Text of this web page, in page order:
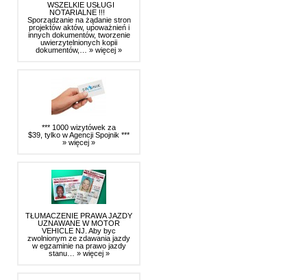
WSZELKIE USŁUGI
NOTARIALNE !!!
Sporządzanie na żądanie stron
projektów aktów, upoważnień i
innych dokumentów, tworzenie
uwierzytelnionych kopii
dokumentów,… » więcej »
*** 1000 wizytówek za
$39, tylko w Agencji Spojnik ***
» więcej »
TŁUMACZENIE PRAWA JAZDY
UZNAWANE W MOTOR
VEHICLE NJ. Aby byc
zwolnionym ze zdawania jazdy
w egzaminie na prawo jazdy
stanu… » więcej »